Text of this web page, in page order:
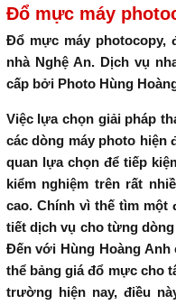
Đổ mực máy
Đổ mực máy photocopy,
nhà Nghệ An. Dịch vụ
cấp bởi Photo Hùng
Việc lựa chọn giải pháp
các dòng máy photo
quan lựa chọn để tiếp
kiểm nghiệm trên rất
cao. Chính vì thế tìm một
tiết dịch vụ cho từng
Đến với Hùng Hoàng Anh
thể bảng giá đổ mực cho
trường hiện nay, điều